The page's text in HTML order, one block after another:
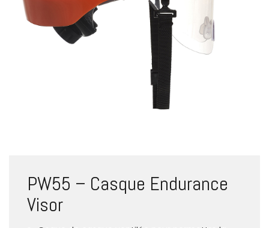
PW55 – Casque Endurance
Visor